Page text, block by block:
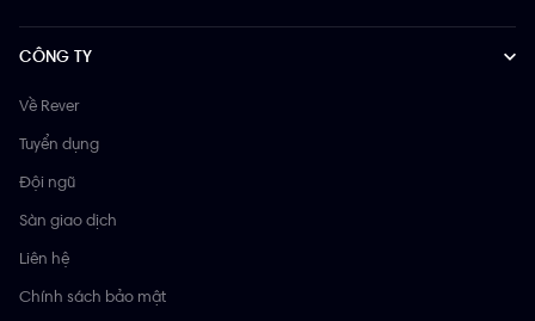
CÔNG TY
Về Rever
Tuyển dụng
Đội ngũ
Sàn giao dịch
Liên hệ
Chính sách bảo mật